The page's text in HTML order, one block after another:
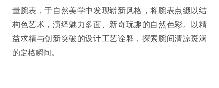
量腕表，于自然美学中发现崭新风格，将腕表点缀以结
构色艺术，演绎魅力多面、新奇玩趣的自然色彩。以精
益求精与创新突破的设计工艺诠释，探索腕间清凉斑斓
的定格瞬间。